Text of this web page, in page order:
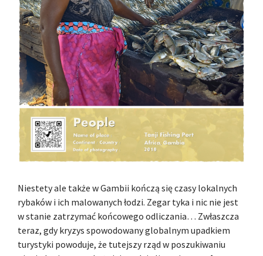
Niestety ale także w Gambii kończą się czasy lokalnych
rybaków i ich malowanych łodzi. Zegar tyka i nic nie jest
w stanie zatrzymać końcowego odliczania… Zwłaszcza
teraz, gdy kryzys spowodowany globalnym upadkiem
turystyki powoduje, że tutejszy rząd w poszukiwaniu